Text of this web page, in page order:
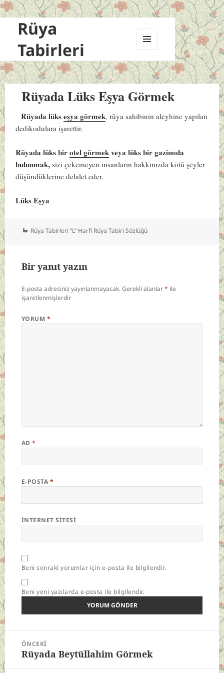
Rüya
Tabirleri
VE
BILEŞENLER
Rüyada Lüks Eşya Görmek
Rüyada lükseşya görmek, rüya sahibinin aleyhine yapılan
dedikodulara işarettir.
Rüyada lüks birotel görmekveya lüks bir gazinoda
bulunmak, sizi çekemeyen insanların hakkınızda kötü şeyler
düşündüklerine delalet eder.
Lüks Eşya
Kategoriler
Rüya Tabirleri “L” Harfi Rüya Tabiri Sözlüğü
Bir yanıt yazın
E-posta adresiniz yayınlanmayacak.Gerekli alanlar* ile
işaretlenmişlerdir
YORUM *
AD*
E-POSTA *
İNTERNET SITESI
Beni sonraki yorumlar için e-posta ile bilgilendir.
Beni yeni yazılarda e-posta ile bilgilendir.
Yazı
gezinmesi
ÖNCEKI
Önceki
Rüyada Beytüllahim Görmek